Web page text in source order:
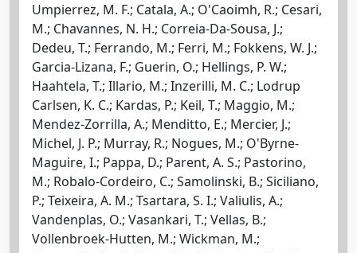
Umpierrez, M. F.; Catala, A.; O'Caoimh, R.; Cesari,
M.; Chavannes, N. H.; Correia-Da-Sousa, J.;
Dedeu, T.; Ferrando, M.; Ferri, M.; Fokkens, W. J.;
Garcia-Lizana, F.; Guerin, O.; Hellings, P. W.;
Haahtela, T.; Illario, M.; Inzerilli, M. C.; Lodrup
Carlsen, K. C.; Kardas, P.; Keil, T.; Maggio, M.;
Mendez-Zorrilla, A.; Menditto, E.; Mercier, J.;
Michel, J. P.; Murray, R.; Nogues, M.; O'Byrne-
Maguire, I.; Pappa, D.; Parent, A. S.; Pastorino,
M.; Robalo-Cordeiro, C.; Samolinski, B.; Siciliano,
P.; Teixeira, A. M.; Tsartara, S. I.; Valiulis, A.;
Vandenplas, O.; Vasankari, T.; Vellas, B.;
Vollenbroek-Hutten, M.; Wickman, M.;